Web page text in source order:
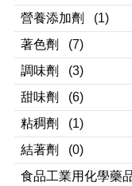
營養添加劑
(1)
著色劑
(7)
調味劑
(3)
甜味劑
(6)
粘稠劑
(1)
結著劑
(0)
食品工業用化學藥